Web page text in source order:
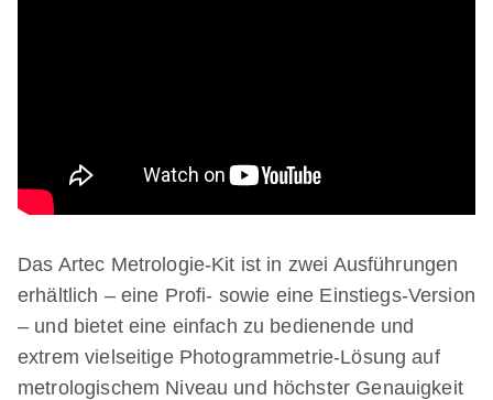
Das Artec Metrologie-Kit ist in zwei Ausführungen
erhältlich – eine Profi- sowie eine Einstiegs-Version
– und bietet eine einfach zu bedienende und
extrem vielseitige Photogrammetrie-Lösung auf
metrologischem Niveau und höchster Genauigkeit